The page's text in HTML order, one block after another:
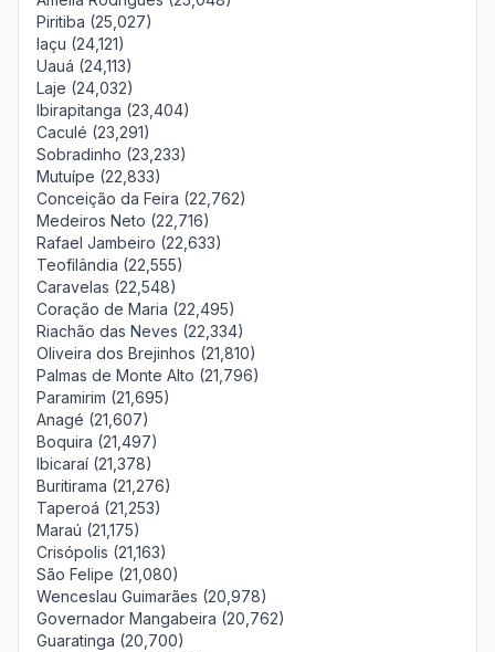
Piritiba (25,027)
Iaçu (24,121)
Uauá (24,113)
Laje (24,032)
Ibirapitanga (23,404)
Caculé (23,291)
Sobradinho (23,233)
Mutuípe (22,833)
Conceição da Feira (22,762)
Medeiros Neto (22,716)
Rafael Jambeiro (22,633)
Teofilândia (22,555)
Caravelas (22,548)
Coração de Maria (22,495)
Riachão das Neves (22,334)
Oliveira dos Brejinhos (21,810)
Palmas de Monte Alto (21,796)
Paramirim (21,695)
Anagé (21,607)
Boquira (21,497)
Ibicaraí (21,378)
Buritirama (21,276)
Taperoá (21,253)
Maraú (21,175)
Crisópolis (21,163)
São Felipe (21,080)
Wenceslau Guimarães (20,978)
Governador Mangabeira (20,762)
Guaratinga (20,700)